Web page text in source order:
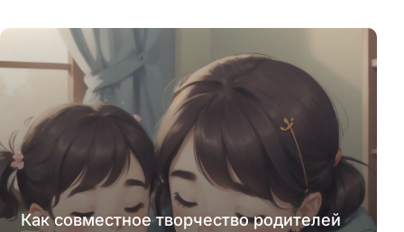
Как совместное творчество родителей